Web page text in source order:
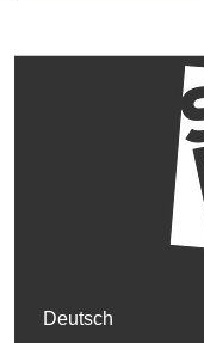
Deutsch